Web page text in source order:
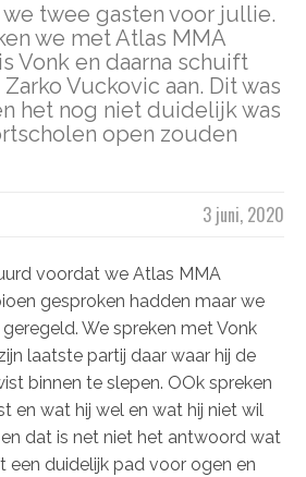
twee gasten voor jullie.
we met Atlas MMA
Vonk en daarna schuift
Vuckovic aan. Dit was
het nog niet duidelijk was
open zouden
3 juni, 2020
voordat we Atlas MMA
gesproken hadden maar we
We spreken met Vonk
laatste partij daar waar hij de
binnen te slepen. OOk spreken
en wat hij wel en wat hij niet wil
dat is net niet het antwoord wat
een duidelijk pad voor ogen en